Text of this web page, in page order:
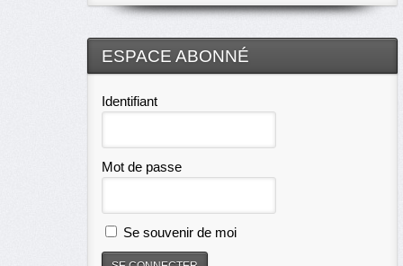
ESPACE ABONNÉ
Identifiant
Mot de passe
Se souvenir de moi